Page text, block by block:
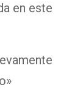
en este